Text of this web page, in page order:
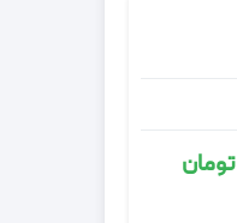
تومان